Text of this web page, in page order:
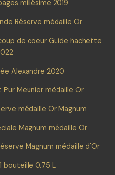
millésime 2019
Réserve médaille Or
de coeur Guide hachette
Alexandre 2020
Pur Meunier médaille Or
médaille Or Magnum
Magnum médaille Or
Magnum médaille d'Or
bouteille 0.75 L